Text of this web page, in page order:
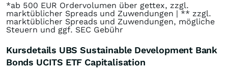
*ab 500 EUR Ordervolumen über gettex, zzgl.
marktüblicher Spreads und Zuwendungen | ** zzgl.
marktüblicher Spreads und Zuwendungen, mögliche
Steuern und ggf. SEC Gebühr
Kursdetails UBS Sustainable Development Bank
Bonds UCITS ETF Capitalisation